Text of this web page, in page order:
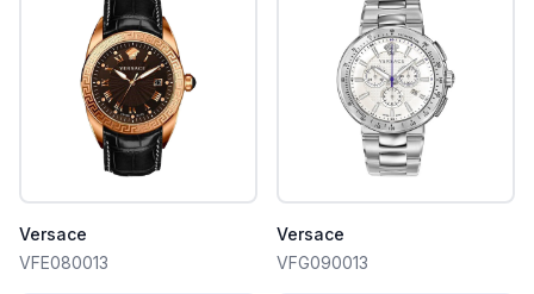
Versace
VFE080013
Versace
VFG090013